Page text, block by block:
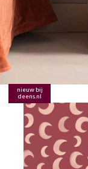
nieuw bij
deens.nl